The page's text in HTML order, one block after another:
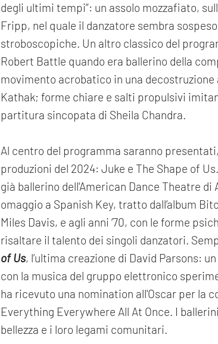
degli ultimi tempi”: un assolo mozzafiato,
Fripp, nel quale il danzatore sembra
stroboscopiche. Un altro classico del
Robert Battle quando era ballerino della
movimento acrobatico in una
Kathak; forme chiare e salti propulsivi
partitura sincopata di Sheila Chandra.
Al centro del programma saranno
produzioni del 2024: Juke e The Shape of Us.
già ballerino dell'American Dance Theatre
omaggio a Spanish Key, tratto dall’album
Miles Davis, e agli anni ‘70, con le forme
risaltare il talento dei singoli danzatori.
of Us, l’ultima creazione di David Parsons:
con la musica del gruppo elettronico
ha ricevuto una nomination all'Oscar per la
Everything Everywhere All At Once. I
bellezza e i loro legami comunitari.